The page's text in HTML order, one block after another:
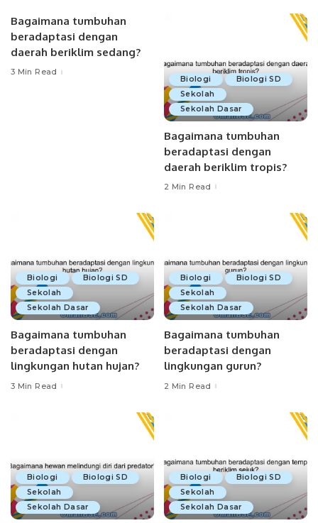
Bagaimana tumbuhan
beradaptasi dengan
daerah beriklim sedang?
3 Min Read
Biologi
Biologi SD
Sekolah
Sekolah Dasar
Bagaimana tumbuhan
beradaptasi dengan
daerah beriklim tropis?
2 Min Read
Biologi
Biologi SD
Sekolah
Sekolah Dasar
Bagaimana tumbuhan
beradaptasi dengan
lingkungan hutan hujan?
3 Min Read
Biologi
Biologi SD
Sekolah
Sekolah Dasar
Bagaimana tumbuhan
beradaptasi dengan
lingkungan gurun?
2 Min Read
Biologi
Biologi SD
Sekolah
Sekolah Dasar
Biologi
Biologi SD
Sekolah
Sekolah Dasar